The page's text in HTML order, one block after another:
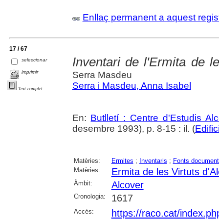
Enllaç permanent a aquest
17 / 67
seleccionar
imprimir
Text complet
Inventari de l'Ermita de
Serra Masdeu
Serra i Masdeu, Anna Isabel
En: Butlletí : Centre d'Estudis
desembre 1993), p. 8-15 : il. (
Matèries: Ermites ; Inventaris ; Fonts
Matèries:
Ermita de les Virtuts
Àmbit: Alcover
Cronologia: 1617
Accés: https://raco.cat/